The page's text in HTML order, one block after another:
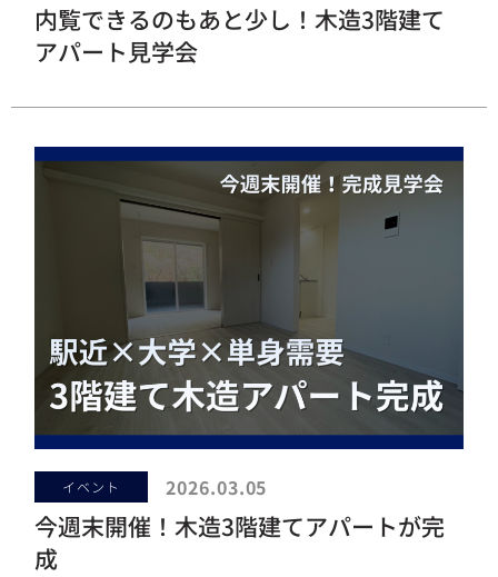
内覧できるのもあと少し！木造3階建て
アパート見学会
イベント 2026.03.05
今週末開催！木造3階建てアパートが完
成